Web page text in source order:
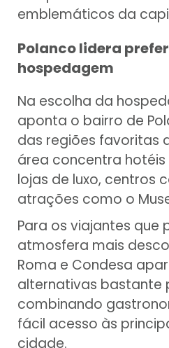
emblemáticos da
Polanco lidera
hospedagem
Na escolha da
aponta o bairro de
das regiões favoritas
área concentra
lojas de luxo, centros
atrações como o
Para os viajantes que
atmosfera mais
Roma e Condesa
alternativas bastante
combinando
fácil acesso às
cidade.